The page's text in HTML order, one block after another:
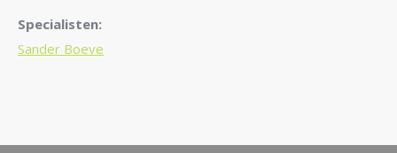
Specialisten:
Sander Boeve